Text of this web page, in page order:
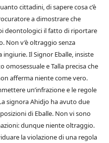
cittadini, di sapere cosa c’è
a dimostrare che
deontologici il fatto di riportare
Non v’è oltraggio senza
ingiurie. Il Signor Eballe, insiste
omosessuale e Talla precisa che
afferma niente come vero.
un’infrazione e le regole
signora Ahidjo ha avuto due
di Eballe. Non vi sono
dunque niente oltraggio.
la violazione di una regola